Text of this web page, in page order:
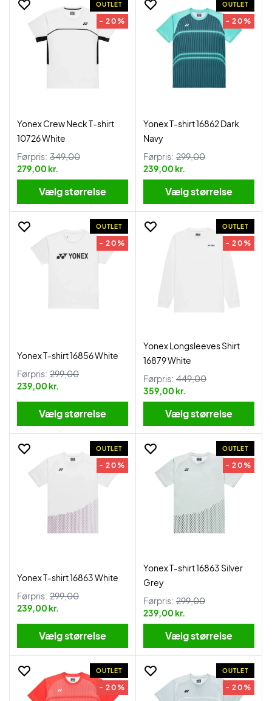
OUTLET
- 20%
Yonex Crew Neck T-shirt
10726 White
Førpris: 349,00
279,00 kr.
Vælg størrelse
OUTLET
- 20%
Yonex T-shirt 16862 Dark
Navy
Førpris: 299,00
239,00 kr.
Vælg størrelse
OUTLET
- 20%
Yonex T-shirt 16856 White
Førpris: 299,00
239,00 kr.
Vælg størrelse
OUTLET
- 20%
Yonex Longsleeves Shirt
16879 White
Førpris: 449,00
359,00 kr.
Vælg størrelse
OUTLET
- 20%
Yonex T-shirt 16863 White
Førpris: 299,00
239,00 kr.
Vælg størrelse
OUTLET
- 20%
Yonex T-shirt 16863 Silver
Grey
Førpris: 299,00
239,00 kr.
Vælg størrelse
OUTLET
- 20%
OUTLET
- 20%